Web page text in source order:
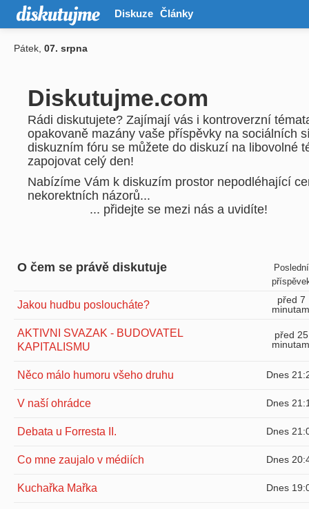
Diskuze Články
Pátek, 07. srpna
Diskutujme.com
Rádi diskutujete? Zajímají vás i kontroverzní
opakovaně mazány vaše příspěvky na sociálních
diskuzním fóru se můžete do diskuzí na libovolné
zapojovat celý den!
Nabízíme Vám k diskuzím prostor nepodléhající
nekorektních názorů...
... přidejte se mezi nás a uvidíte!
O čem se právě diskutuje
Poslední
Jakou hudbu posloucháte?
před 7
AKTIVNI SVAZAK - BUDOVATEL
KAPITALISMU
před 25
Něco málo humoru všeho druhu Dnes
V naší ohrádce Dnes
Debata u Forresta II. Dnes
Co mne zaujalo v médiích Dnes
Kuchařka Mařka Dnes